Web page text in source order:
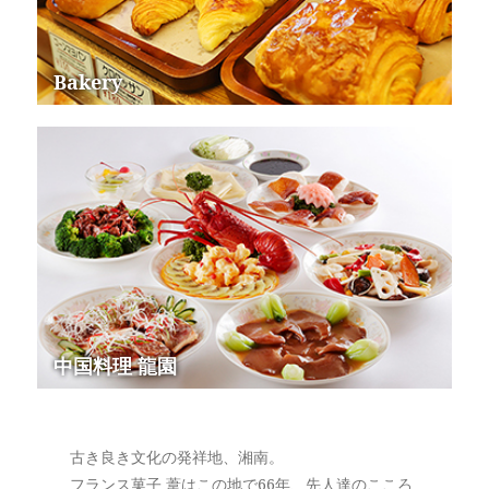
Bakery
中国料理 龍園
古き良き文化の発祥地、湘南。
フランス菓子 葦はこの地で66年、先人達のこころ